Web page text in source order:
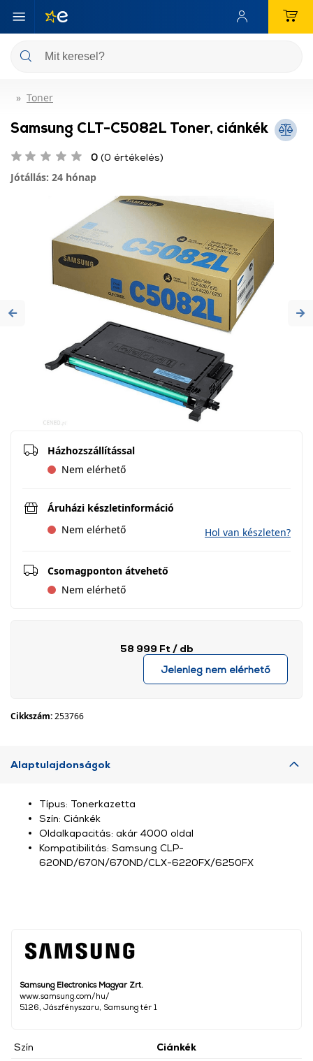
Toner
Samsung CLT-C5082L Toner, ciánkék
0 (0 értékelés)
Jótállás: 24 hónap
Previous
Házhozszállítással
Nem elérhető
Áruházi készletinformáció
Nem elérhető
Hol van készleten?
Csomagponton átvehető
Nem elérhető
58 999 Ft / db
Jelenleg nem elérhető
Cikkszám:253766
Alaptulajdonságok
Samsung Electronics Magyar Zrt.
www.samsung.com/hu/
5126, Jászfényszaru, Samsung tér 1
Szín
Ciánkék
Típus: Tonerkazetta
Szín: Ciánkék
Oldalkapacitás: akár 4000 oldal
Kompatibilitás: Samsung CLP-
620ND/670N/670ND/CLX-6220FX/6250FX